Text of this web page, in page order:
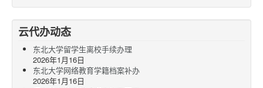
云代办动态
东北大学留学生离校手续办理
2026年1月16日
东北大学网络教育学籍档案补办
2026年1月16日